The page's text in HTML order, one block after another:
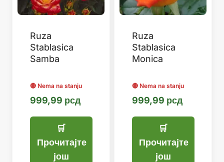
Ruza
Stablasica
Samba
999,99 рсд
Прочитајте
још
Ruza
Stablasica
Monica
999,99 рсд
Прочитајте
још